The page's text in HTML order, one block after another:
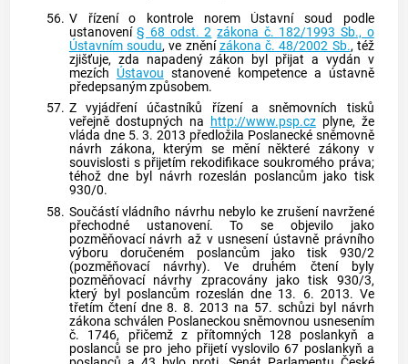
56. V řízení o kontrole norem Ústavní soud
podle
ustanovení§ 68 odst. 2 zákona č. 182/1993 Sb., o
Ústavním soudu, ve zněnízákona č. 48/2002 Sb., též
zjišťuje, zda napadený zákon byl přijat a vydán v
mezích Ústavou stanovené kompetence a ústavně
předepsaným způsobem.
57. Z vyjádření účastníků řízení a sněmovních tisků
veřejně dostupných na http://www.psp.czplyne, že
vláda dne 5. 3. 2013 předložila Poslanecké sněmovně
návrh zákona, kterým se mění některé zákony v
souvislosti s přijetím rekodifikace soukromého práva;
téhož dne byl návrh rozeslán poslancům jako tisk
930/0.
58. Součástí vládního návrhu nebylo ke zrušení navržené
přechodné ustanovení. To se objevilo jako
pozměňovací návrh až v usnesení ústavně právního
výboru doručeném poslancům jako tisk 930/2
(pozměňovací návrhy). Ve druhém čtení byly
pozměňovací návrhy zpracovány jako tisk 930/3,
který byl poslancům rozeslán dne 13. 6. 2013. Ve
třetím čtení dne 8. 8. 2013 na 57. schůzi byl návrh
zákona schválen Poslaneckou sněmovnou usnesením
č. 1746, přičemž z přítomných 128 poslankyň a
poslanců se pro jeho přijetí vyslovilo 67 poslankyň a